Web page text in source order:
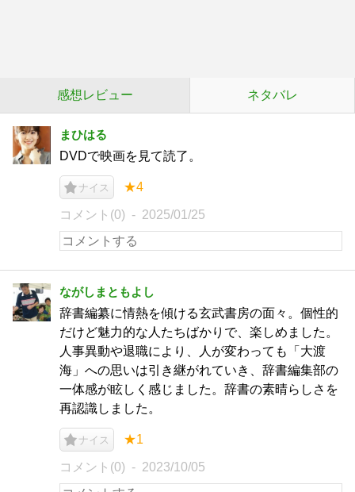
感想レビュー ネタバレ
まひはる
DVDで映画を見て読了。
ナイス ★4
コメント(0) 2025/01/25
ながしまともよし
辞書編纂に情熱を傾ける玄武書房の面々。個性的
だけど魅力的な人たちばかりで、楽しめました。
人事異動や退職により、人が変わっても「大渡
海」への思いは引き継がれていき、辞書編集部の
一体感が眩しく感じました。辞書の素晴らしさを
再認識しました。
ナイス ★1
コメント(0) 2023/10/05